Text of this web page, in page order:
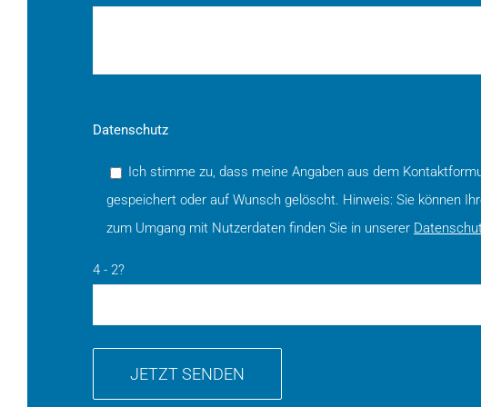
Datenschutz
Ich stimme zu, dass meine Angaben aus dem
gespeichert oder auf Wunsch gelöscht. Hinweis: Sie können
zum Umgang mit Nutzerdaten finden Sie in unserer
4 - 2?